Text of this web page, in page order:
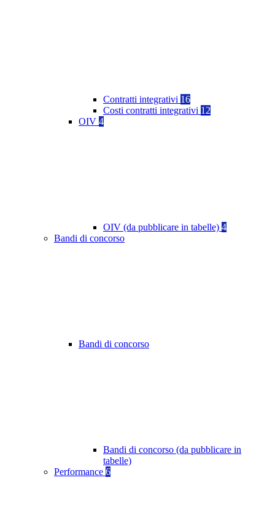
Contratti integrativi 16
Costi contratti integrativi 12
OIV 4
OIV (da pubblicare in tabelle) 4
Bandi di concorso
Bandi di concorso
Bandi di concorso (da pubblicare in
tabelle)
Performance 6